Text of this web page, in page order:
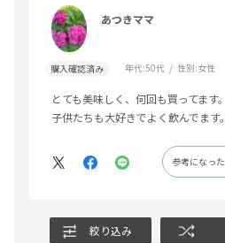
あつきママ
購入確認済み 年代:50代 性別:女性
とても美味しく、何回も買ってます。
子供たちも大好きでよく飲んでます。
参考になった
絞り込み